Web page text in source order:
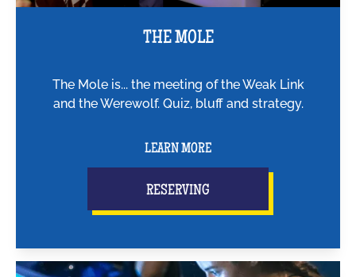
THE MOLE
The Mole is... the meeting of the Weak Link
and the Werewolf. Quiz, bluff and strategy.
LEARN MORE
RESERVING